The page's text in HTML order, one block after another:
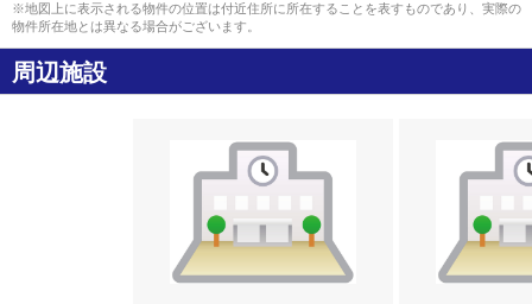
※地図上に表示される物件の位置は付近住所に所在することを表すものであり、実際の
物件所在地とは異なる場合がございます。
周辺施設